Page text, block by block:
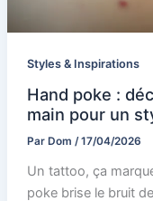
Styles & Inspirations
Hand poke :
main pour un
Par Dom /17/04/2026
Un tattoo, ça
poke brise le bruit